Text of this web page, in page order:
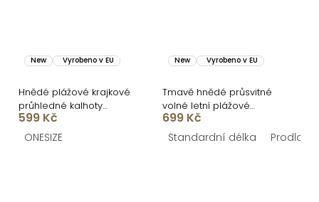
New Vyrobeno v EU
Hnědé plážové krajkové
průhledné kalhoty
FRYZOA přes plavky
599 Kč
ONESIZE
New Vyrobeno v EU
Tmavě hnědé průsvitné
volné letní plážové
kalhoty AZURE na plavky
699 Kč
Standardní délka